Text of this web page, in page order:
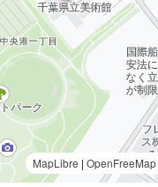
MapLibre | OpenFreeMap